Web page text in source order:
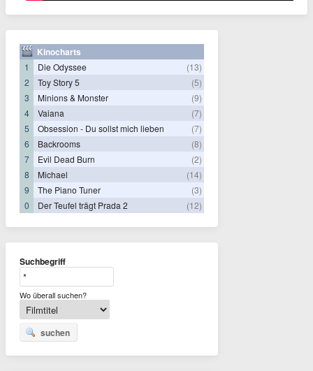
Kinocharts
1 Die Odyssee
(13)
2
Toy Story 5
(5)
3
Minions & Monster
(9)
4
Vaiana
(7)
5
Obsession - Du sollst mich lieben
(7)
6
Backrooms
(8)
7
Evil Dead Burn
(2)
8
Michael
(14)
9
The Piano Tuner
(3)
0
Der Teufel trägt Prada 2 (12)
Suchbegriff
Wo überall suchen?
suchen